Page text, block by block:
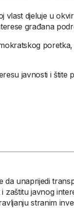
vlast djeluje u
građana
javnosti i štite
da unaprijedi
zaštitu javnog
stranim